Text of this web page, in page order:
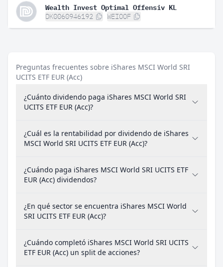
Wealth Invest Optimal Offensiv KL
DK0060946192 WEIOOF
Preguntas frecuentes sobre iShares MSCI World SRI
UCITS ETF EUR (Acc)
¿Cuánto dividendo paga iShares MSCI World SRI
UCITS ETF EUR (Acc)?
¿Cuál es la rentabilidad por dividendo de iShares
MSCI World SRI UCITS ETF EUR (Acc)?
¿Cuándo paga iShares MSCI World SRI UCITS ETF
EUR (Acc) dividendos?
¿En qué sector se encuentra iShares MSCI World
SRI UCITS ETF EUR (Acc)?
¿Cuándo completó iShares MSCI World SRI UCITS
ETF EUR (Acc) un split de acciones?